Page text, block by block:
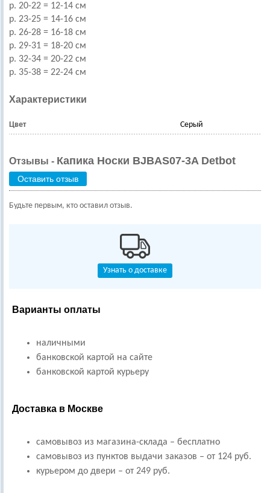
р. 20-22 = 12-14 см
р. 23-25 = 14-16 см
р. 26-28 = 16-18 см
р. 29-31 = 18-20 см
р. 32-34 = 20-22 см
р. 35-38 = 22-24 см
Характеристики
Цвет Серый
Отзывы - Капика Носки BJBAS07-3A Detbot
Оставить отзыв
Будьте первым, кто оставил отзыв.
Узнать о доставке
Варианты оплаты
наличными
банковской картой на сайте
банковской картой курьеру
Доставка в Москве
самовывоз из магазина-склада – бесплатно
самовывоз из пунктов выдачи заказов – от 124 руб.
курьером до двери – от 249 руб.